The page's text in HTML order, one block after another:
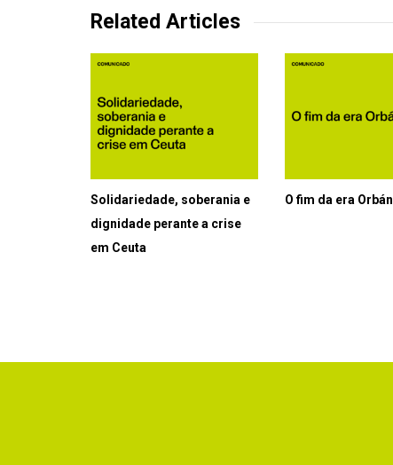
Related Articles
Solidariedade, soberania e
dignidade perante a crise
em Ceuta
O fim da era Orbán